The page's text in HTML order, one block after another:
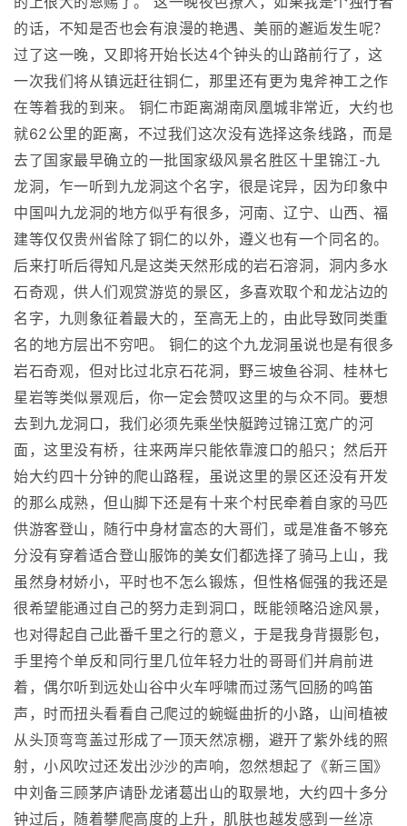
的话，不知是否也会有浪漫的艳遇、美丽的邂逅发生呢？
过了这一晚，又即将开始长达4个钟头的山路前行了，这
一次我们将从镇远赶往铜仁，那里还有更为鬼斧神工之作
在等着我的到来。 铜仁市距离湖南凤凰城非常近，大约也
就62公里的距离，不过我们这次没有选择这条线路，而是
去了国家最早确立的一批国家级风景名胜区十里锦江-九
龙洞，乍一听到九龙洞这个名字，很是诧异，因为印象中
中国叫九龙洞的地方似乎有很多，河南、辽宁、山西、福
建等仅仅贵州省除了铜仁的以外，遵义也有一个同名的。
后来打听后得知凡是这类天然形成的岩石溶洞，洞内多水
石奇观，供人们观赏游览的景区，多喜欢取个和龙沾边的
名字，九则象征着最大的，至高无上的，由此导致同类重
名的地方层出不穷吧。 铜仁的这个九龙洞虽说也是有很多
岩石奇观，但对比过北京石花洞，野三坡鱼谷洞、桂林七
星岩等类似景观后，你一定会赞叹这里的与众不同。要想
去到九龙洞口，我们必须先乘坐快艇跨过锦江宽广的河
面，这里没有桥，往来两岸只能依靠渡口的船只；然后开
始大约四十分钟的爬山路程，虽说这里的景区还没有开发
的那么成熟，但山脚下还是有十来个村民牵着自家的马匹
供游客登山，随行中身材富态的大哥们，或是准备不够充
分没有穿着适合登山服饰的美女们都选择了骑马上山，我
虽然身材娇小，平时也不怎么锻炼，但性格倔强的我还是
很希望能通过自己的努力走到洞口，既能领略沿途风景，
也对得起自己此番千里之行的意义，于是我身背摄影包，
手里挎个单反和同行里几位年轻力壮的哥哥们并肩前进
着，偶尔听到远处山谷中火车呼啸而过荡气回肠的鸣笛
声，时而扭头看看自己爬过的蜿蜒曲折的小路，山间植被
从头顶弯弯盖过形成了一顶天然凉棚，避开了紫外线的照
射，小风吹过还发出沙沙的声响，忽然想起了《新三国》
中刘备三顾茅庐请卧龙诸葛出山的取景地，大约四十多分
钟过后，随着攀爬高度的上升，肌肤也越发感到一丝凉